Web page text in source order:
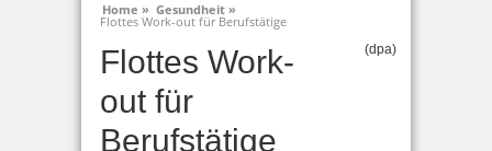
Home » Gesundheit »
Flottes Work-out für Berufstätige
Flottes Work-
out für
Berufstätige
(dpa)